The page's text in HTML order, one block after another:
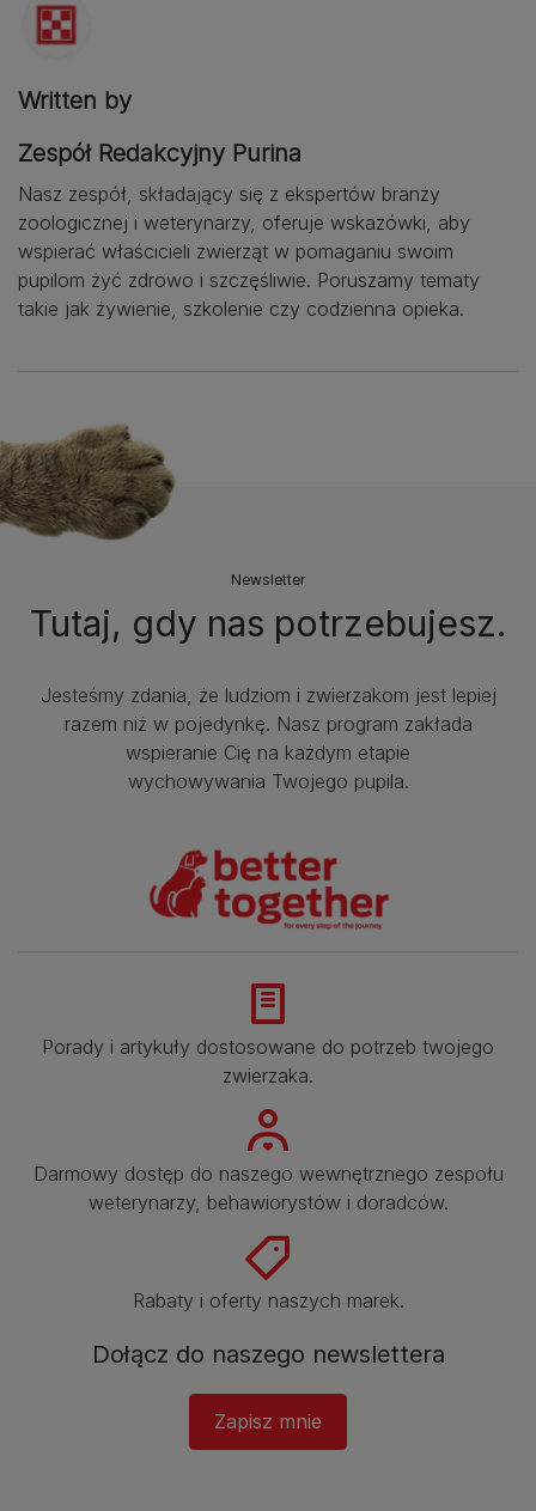
Written by
Zespół Redakcyjny Purina
Nasz zespół, składający się z ekspertów branży
zoologicznej i weterynarzy, oferuje wskazówki, aby
wspierać właścicieli zwierząt w pomaganiu swoim
pupilom żyć zdrowo i szczęśliwie. Poruszamy tematy
takie jak żywienie, szkolenie czy codzienna opieka.
Newsletter
Tutaj, gdy nas potrzebujesz.
Jesteśmy zdania, że ludziom i zwierzakom jest lepiej
razem niż w pojedynkę. Nasz program zakłada
wspieranie Cię na każdym etapie
wychowywania Twojego pupila.
Porady i artykuły dostosowane do potrzeb twojego
zwierzaka.​
Darmowy dostęp do naszego wewnętrznego zespołu
weterynarzy, behawiorystów i doradców.​
Rabaty i oferty naszych marek.​
Dołącz do naszego newslettera​
Zapisz mnie